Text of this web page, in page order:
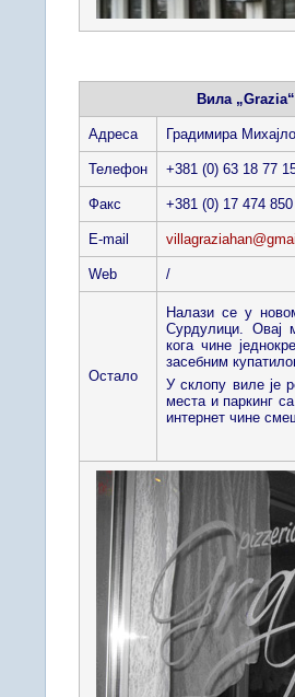
Вила
Адреса Градимира
Телефон +381 (0) 63 18 77
Факс +381 (0) 17 474 850
E-mail
Web /
Остало
Налази се у
Сурдулици. Овај
кога чине
засебним
У склопу виле је
места и паркинг
интернет чине